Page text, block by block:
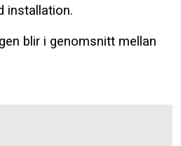
installation.
blir i genomsnitt mellan